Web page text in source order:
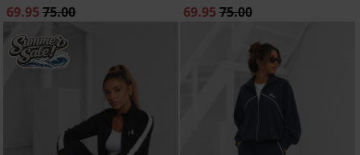
69.95 75.00
69.95 75.00